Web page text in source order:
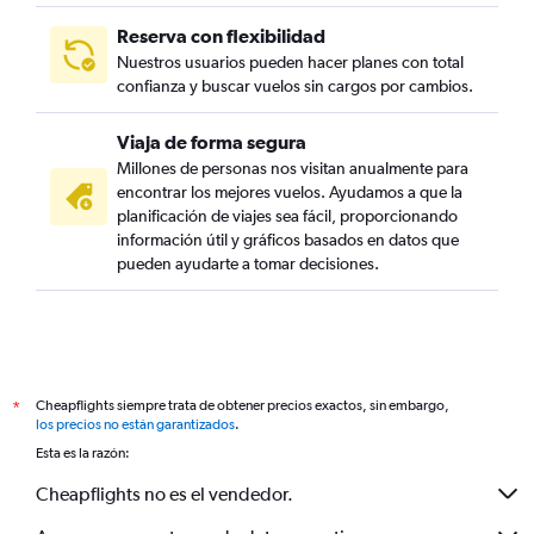
Reserva con flexibilidad
Nuestros usuarios pueden hacer planes con total
confianza y buscar vuelos sin cargos por cambios.
Viaja de forma segura
Millones de personas nos visitan anualmente para
encontrar los mejores vuelos. Ayudamos a que la
planificación de viajes sea fácil, proporcionando
información útil y gráficos basados en datos que
pueden ayudarte a tomar decisiones.
*
Cheapflights siempre trata de obtener precios exactos, sin embargo,
los precios no están garantizados.
Esta es la razón:
Cheapflights no es el vendedor.